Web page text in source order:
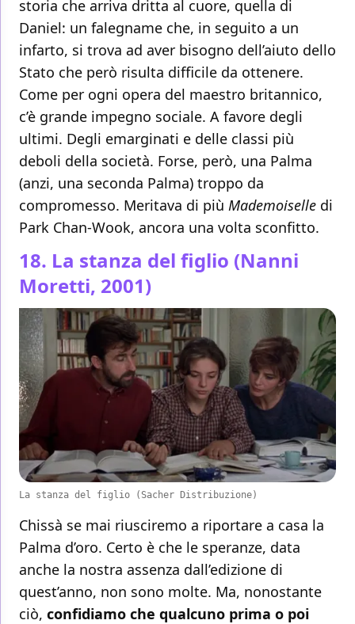
storia che arriva dritta al cuore, quella di
Daniel: un falegname che, in seguito a un
infarto, si trova ad aver bisogno dell’aiuto dello
Stato che però risulta difficile da ottenere.
Come per ogni opera del maestro britannico,
c’è grande impegno sociale. A favore degli
ultimi. Degli emarginati e delle classi più
deboli della società. Forse, però, una Palma
(anzi, una seconda Palma) troppo da
compromesso. Meritava di più Mademoiselle di
Park Chan-Wook, ancora una volta sconfitto.
18. La stanza del figlio (Nanni
Moretti, 2001)
La stanza del figlio (Sacher Distribuzione)
Chissà se mai riusciremo a riportare a casa la
Palma d’oro. Certo è che le speranze, data
anche la nostra assenza dall’edizione di
quest’anno, non sono molte. Ma, nonostante
ciò, confidiamo che qualcuno prima o poi